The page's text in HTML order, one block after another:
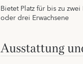
Bietet Platz für bis zu
oder drei Erwachsene
Ausstattung